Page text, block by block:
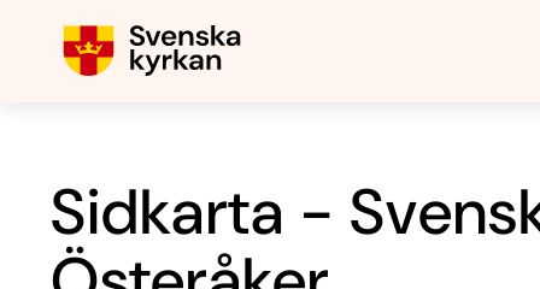
Sidkarta -